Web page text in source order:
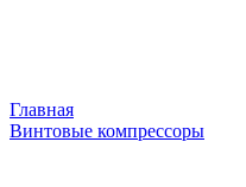
Главная
Винтовые компрессоры